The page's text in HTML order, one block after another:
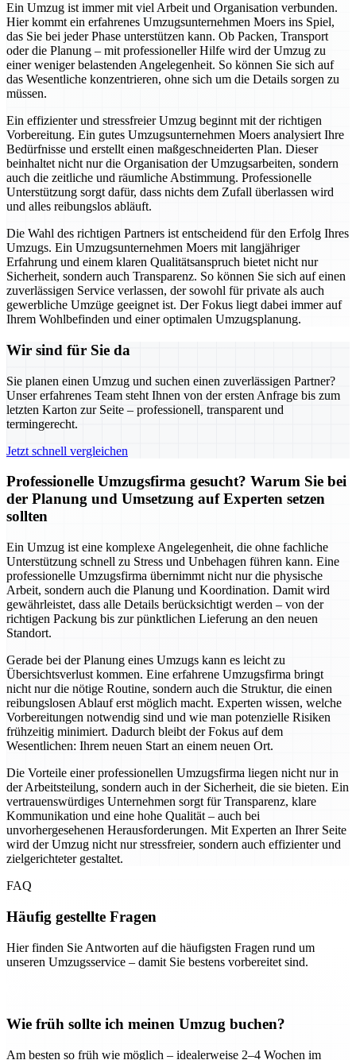
Ein Umzug ist immer mit viel Arbeit und Organisation verbunden.
Hier kommt ein erfahrenes Umzugsunternehmen Moers ins Spiel,
das Sie bei jeder Phase unterstützen kann. Ob Packen, Transport
oder die Planung – mit professioneller Hilfe wird der Umzug zu
einer weniger belastenden Angelegenheit. So können Sie sich auf
das Wesentliche konzentrieren, ohne sich um die Details sorgen zu
müssen.
Ein effizienter und stressfreier Umzug beginnt mit der richtigen
Vorbereitung. Ein gutes Umzugsunternehmen Moers analysiert Ihre
Bedürfnisse und erstellt einen maßgeschneiderten Plan. Dieser
beinhaltet nicht nur die Organisation der Umzugsarbeiten, sondern
auch die zeitliche und räumliche Abstimmung. Professionelle
Unterstützung sorgt dafür, dass nichts dem Zufall überlassen wird
und alles reibungslos abläuft.
Die Wahl des richtigen Partners ist entscheidend für den Erfolg Ihres
Umzugs. Ein Umzugsunternehmen Moers mit langjähriger
Erfahrung und einem klaren Qualitätsanspruch bietet nicht nur
Sicherheit, sondern auch Transparenz. So können Sie sich auf einen
zuverlässigen Service verlassen, der sowohl für private als auch
gewerbliche Umzüge geeignet ist. Der Fokus liegt dabei immer auf
Ihrem Wohlbefinden und einer optimalen Umzugsplanung.
Wir sind für Sie da
Sie planen einen Umzug und suchen einen zuverlässigen Partner?
Unser erfahrenes Team steht Ihnen von der ersten Anfrage bis zum
letzten Karton zur Seite – professionell, transparent und
termingerecht.
Jetzt schnell vergleichen
Professionelle Umzugsfirma gesucht? Warum Sie bei
der Planung und Umsetzung auf Experten setzen
sollten
Ein Umzug ist eine komplexe Angelegenheit, die ohne fachliche
Unterstützung schnell zu Stress und Unbehagen führen kann. Eine
professionelle Umzugsfirma übernimmt nicht nur die physische
Arbeit, sondern auch die Planung und Koordination. Damit wird
gewährleistet, dass alle Details berücksichtigt werden – von der
richtigen Packung bis zur pünktlichen Lieferung an den neuen
Standort.
Gerade bei der Planung eines Umzugs kann es leicht zu
Übersichtsverlust kommen. Eine erfahrene Umzugsfirma bringt
nicht nur die nötige Routine, sondern auch die Struktur, die einen
reibungslosen Ablauf erst möglich macht. Experten wissen, welche
Vorbereitungen notwendig sind und wie man potenzielle Risiken
frühzeitig minimiert. Dadurch bleibt der Fokus auf dem
Wesentlichen: Ihrem neuen Start an einem neuen Ort.
Die Vorteile einer professionellen Umzugsfirma liegen nicht nur in
der Arbeitsteilung, sondern auch in der Sicherheit, die sie bieten. Ein
vertrauenswürdiges Unternehmen sorgt für Transparenz, klare
Kommunikation und eine hohe Qualität – auch bei
unvorhergesehenen Herausforderungen. Mit Experten an Ihrer Seite
wird der Umzug nicht nur stressfreier, sondern auch effizienter und
zielgerichteter gestaltet.
FAQ
Häufig gestellte Fragen
Hier finden Sie Antworten auf die häufigsten Fragen rund um
unseren Umzugsservice – damit Sie bestens vorbereitet sind.
Wie früh sollte ich meinen Umzug buchen?
Am besten so früh wie möglich – idealerweise 2–4 Wochen im